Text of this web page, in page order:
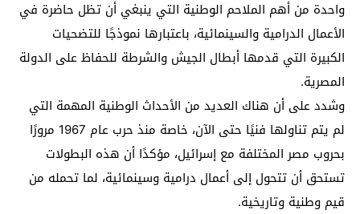
واحدة من أهم الملاحم الوطنية التي ينبغي أن تظل حاضرة في
الأعمال الدرامية والسينمائية، باعتبارها نموذجًا للتضحيات
الكبيرة التي قدمها أبطال الجيش والشرطة للحفاظ على الدولة
المصرية.
وشدد على أن هناك العديد من الأحداث الوطنية المهمة التي
لم يتم تناولها فنيًا حتى الآن، خاصة منذ حرب عام 1967 مرورًا
بحروب مصر المختلفة مع إسرائيل، مؤكدًا أن هذه البطولات
تستحق أن تتحول إلى أعمال درامية وسينمائية، لما تحمله من
قيم وطنية وتاريخية.